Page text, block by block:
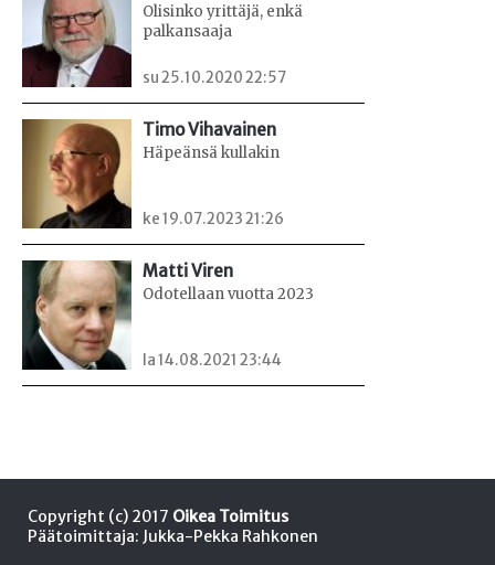
Olisinko yrittäjä, enkä
palkansaaja
su 25.10.2020 22:57
Timo Vihavainen
Häpeänsä kullakin
ke 19.07.2023 21:26
Matti Viren
Odotellaan vuotta 2023
la 14.08.2021 23:44
Copyright (c) 2017 Oikea Toimitus
Päätoimittaja: Jukka-Pekka Rahkonen